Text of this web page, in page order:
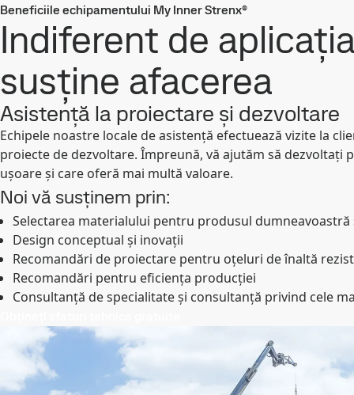
Beneficiile echipamentului My Inner Strenx®
Indiferent de
susține afacerea
Asistență la proiectare și dezvoltare
Echipele noastre locale de asistență efectuează vizite la
proiecte de dezvoltare. Împreună, vă ajutăm să dezvoltați
ușoare și care oferă mai multă valoare.
Noi vă susținem prin:
Selectarea materialului pentru produsul dumneavoastră
Design conceptual și inovații
Recomandări de proiectare pentru oțeluri de înaltă
Recomandări pentru eficiența producției
Consultanță de specialitate și consultanță privind cele